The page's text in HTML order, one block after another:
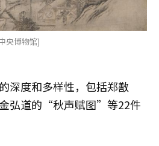
央博物馆]
深度和多样性，包括郑敾
弘道的“秋声赋图”等22件